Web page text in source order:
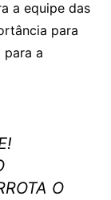
a equipe das
para
a
O